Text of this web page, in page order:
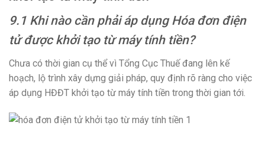
9.1 Khi nào cần phải áp dụng Hóa đơn điện
tử được khởi tạo từ máy tính tiền?
Chưa có thời gian cụ thể vì Tổng Cục Thuế đang lên kế
hoạch, lộ trình xây dựng giải pháp, quy định rõ ràng cho việc
áp dụng HĐĐT khởi tạo từ máy tính tiền trong thời gian tới.